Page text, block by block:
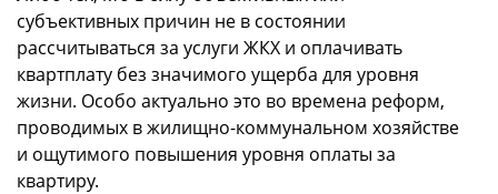
субъективных причин не в состоянии
рассчитываться за услуги ЖКХ и оплачивать
квартплату без значимого ущерба для уровня
жизни. Особо актуально это во времена реформ,
проводимых в жилищно-коммунальном хозяйстве
и ощутимого повышения уровня оплаты за
квартиру.